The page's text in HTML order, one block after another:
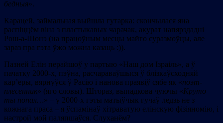
бедныя».
Карацей, займальная выйшла гутарка: скончылася яна
распіццём віна з пластыкавых чарачак, акурат напярэдадні
Рош-а-Шонэ (на працоўным месцы майго суразмоўцы, але
зараз пра гэта ўжо можна казаць :)).
Пазней Елін перайшоў у партыю «Наш дом Ізраіль», а ў
пачатку 2000-х, пэўна, расчараваўшыся ў блізкаўсходняй
кар’еры, вярнуўся ў Расію і нанова праявіў сябе як «поэт-
плесенник» (яго словы). Штораз, выпадкова чуючы «Круто
ты попал…» – у 2000-х гэты матыўчык гучаў ледзь не з
кожнага праса – я ўспамінаў хітраватую елінскую фізіяномію, і
настрой мой паляпшаўся. Слуханём?